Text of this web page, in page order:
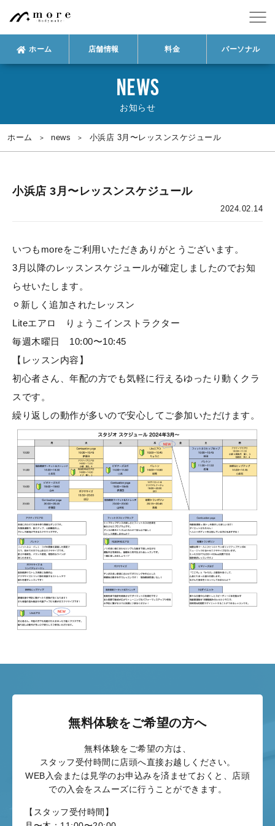
ホーム 店舗情報 料金 パーソナル
NEWS
お知らせ
ホーム news 小浜店 3月〜レッスンスケジュール
小浜店 3月〜レッスンスケジュール
2024.02.14
いつもmoreをご利用いただきありがとうございます。
3月以降のレッスンスケジュールが確定しましたのでお知
らせいたします。
⚪︎新しく追加されたレッスン
Liteエアロ りょうこインストラクター
毎週木曜日 10:00〜10:45
【レッスン内容】
初心者さん、年配の方でも気軽に行えるゆったり動くクラ
スです。
繰り返しの動作が多いので安心してご参加いただけます。
無料体験をご希望の方へ
無料体験をご希望の方は、
スタッフ受付時間に店頭へ直接お越しください。
WEB入会または見学のお申込みを済ませておくと、店頭
での入会をスムーズに行うことができます。
【スタッフ受付時間】